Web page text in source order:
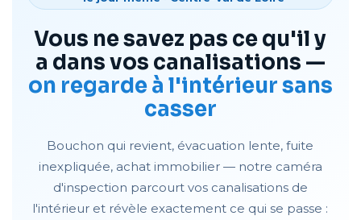
Vous ne savez pas ce qu'il y
a dans vos canalisations —
on regarde à l'intérieur sans
casser
Bouchon qui revient, évacuation lente, fuite
inexpliquée, achat immobilier — notre caméra
d'inspection parcourt vos canalisations de
l'intérieur et révèle exactement ce qui se passe :